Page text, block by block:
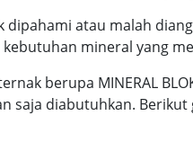
atau malah
mineral yang
berupa MINERAL
saja diabutuhkan.